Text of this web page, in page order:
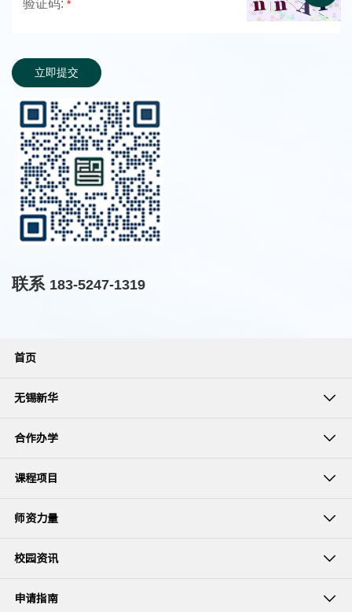
验证码: *
立即提交
联系 183-5247-1319
首页
无锡新华
合作办学
课程项目
师资力量
校园资讯
申请指南